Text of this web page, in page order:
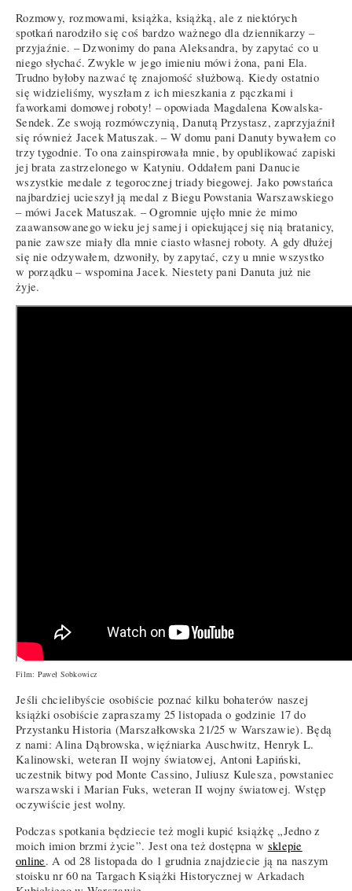
Rozmowy, rozmowami, książka, książką, ale z niektórych
spotkań narodziło się coś bardzo ważnego dla dziennikarzy –
przyjaźnie. – Dzwonimy do pana Aleksandra, by zapytać co u
niego słychać. Zwykle w jego imieniu mówi żona, pani Ela.
Trudno byłoby nazwać tę znajomość służbową. Kiedy ostatnio
się widzieliśmy, wyszłam z ich mieszkania z pączkami i
faworkami domowej roboty! – opowiada Magdalena Kowalska-
Sendek. Ze swoją rozmówczynią, Danutą Przystasz, zaprzyjaźnił
się również Jacek Matuszak. – W domu pani Danuty bywałem co
trzy tygodnie. To ona zainspirowała mnie, by opublikować zapiski
jej brata zastrzelonego w Katyniu. Oddałem pani Danucie
wszystkie medale z tegorocznej triady biegowej. Jako powstańca
najbardziej ucieszył ją medal z Biegu Powstania Warszawskiego
– mówi Jacek Matuszak. – Ogromnie ujęło mnie że mimo
zaawansowanego wieku jej samej i opiekującej się nią bratanicy,
panie zawsze miały dla mnie ciasto własnej roboty. A gdy dłużej
się nie odzywałem, dzwoniły, by zapytać, czy u mnie wszystko
w porządku – wspomina Jacek. Niestety pani Danuta już nie
żyje.
Film: Paweł Sobkowicz
Jeśli chcielibyście osobiście poznać kilku bohaterów naszej
książki osobiście zapraszamy 25 listopada o godzinie 17 do
Przystanku Historia (Marszałkowska 21/25 w Warszawie). Będą
z nami: Alina Dąbrowska, więźniarka Auschwitz, Henryk L.
Kalinowski, weteran II wojny światowej, Antoni Łapiński,
uczestnik bitwy pod Monte Cassino, Juliusz Kulesza, powstaniec
warszawski i Marian Fuks, weteran II wojny światowej. Wstęp
oczywiście jest wolny.
Podczas spotkania będziecie też mogli kupić książkę „Jedno z
moich imion brzmi życie”. Jest ona też dostępna w sklepie
online. A od 28 listopada do 1 grudnia znajdziecie ją na naszym
stoisku nr 60 na Targach Książki Historycznej w Arkadach